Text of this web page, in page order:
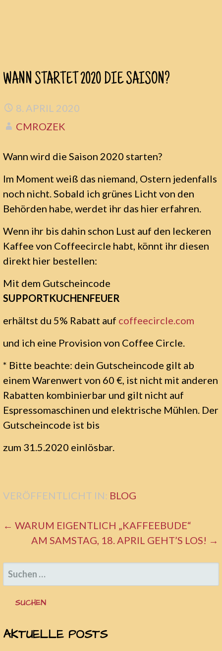
Zum
Inhalt
WANN STARTET 2020 DIE SAISON?
8. APRIL 2020
CMROZEK
Wann wird die Saison 2020 starten?
Im Moment weiß das niemand, Ostern jedenfalls
noch nicht. Sobald ich grünes Licht von den
Behörden habe, werdet ihr das hier erfahren.
Wenn ihr bis dahin schon Lust auf den leckeren
Kaffee von Coffeecircle habt, könnt ihr diesen
direkt hier bestellen:
Mit dem Gutscheincode
SUPPORTKUCHENFEUER
erhältst du 5% Rabatt auf coffeecircle.com
und ich eine Provision von Coffee Circle.
* Bitte beachte: dein Gutscheincode gilt ab
einem Warenwert von 60 €, ist nicht mit anderen
Rabatten kombinierbar und gilt nicht auf
Espressomaschinen und elektrische Mühlen. Der
Gutscheincode ist bis
zum 31.5.2020 einlösbar.
VERÖFFENTLICHT IN: BLOG
BEITRAGSNAVIGATION
← WARUM EIGENTLICH „KAFFEEBUDE“
AM SAMSTAG, 18. APRIL GEHT’S LOS! →
SUCHEN
NACH:
AKTUELLE POSTS